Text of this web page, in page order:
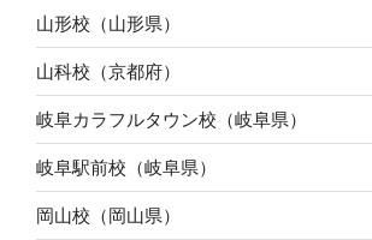
山形校（山形県）
山科校（京都府）
岐阜カラフルタウン校（岐阜県）
岐阜駅前校（岐阜県）
岡山校（岡山県）